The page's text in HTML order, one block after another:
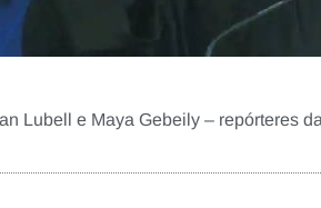
Lubell e Maya Gebeily – repórteres